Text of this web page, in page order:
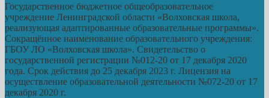
Государственное бюджетное общеобразовательное
учреждение Ленинградской области «Волховская школа,
реализующая адаптированные образовательные программы».
Сокращённое наименование образовательного учреждения:
ГБОУ ЛО «Волховская школа». Свидетельство о
государственной регистрации №012-20 от 17 декабря 2020
года. Срок действия до 25 декабря 2023 г. Лицензия на
осуществление образовательной деятельности №072-20 от 17
декабря 2020 г.